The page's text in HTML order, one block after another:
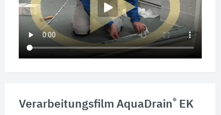
Verarbeitungsfilm AquaDrain® EK